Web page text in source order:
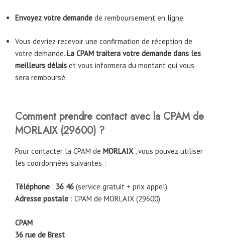
Envoyez votre demande de remboursement en ligne.
Vous devriez recevoir une confirmation de réception de
votre demande. La CPAM traitera votre demande dans les
meilleurs délais et vous informera du montant qui vous
sera remboursé.
Comment prendre contact avec la CPAM de
MORLAIX (29600) ?
Pour contacter la CPAM de MORLAIX , vous pouvez utiliser
les coordonnées suivantes :
Téléphone : 36 46 (service gratuit + prix appel)
Adresse postale : CPAM de MORLAIX (29600)
CPAM
36 rue de Brest